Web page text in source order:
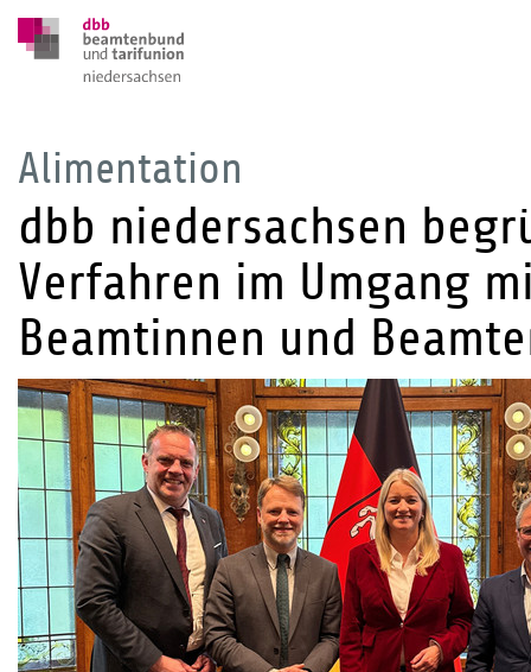
Alimentation
dbb niedersachsen
Verfahren im Umgang
Beamtinnen und